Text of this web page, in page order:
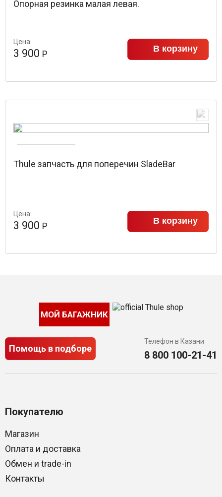
Опорная резинка малая левая.
Цена:
3 900 Р В корзину
Thule запчасть для поперечин SladeBar
Цена:
3 900 Р В корзину
МОЙ БАГАЖНИК
Помощь в подборе
Телефон в Казани
8 800 100-21-41
Покупателю
Магазин
Оплата и доставка
Обмен и trade-in
Контакты